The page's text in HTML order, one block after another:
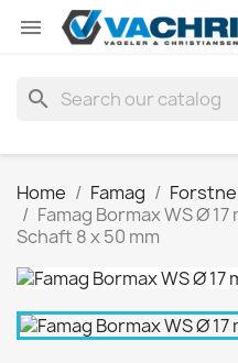

search
Home Famag
Famag Bormax WS Ø 17
Schaft 8 x 50 mm